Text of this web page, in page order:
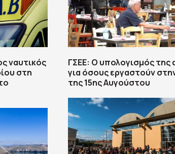
ναυτικός
στη
ΓΣΕΕ: Ο υπολογισμός της
για όσους εργαστούν
της 15ης Αυγούστου